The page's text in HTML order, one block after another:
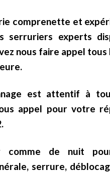
comprenette et
experts
nous faire appel tous
est attentif à
appel pour votre
comme de nuit
serrure,